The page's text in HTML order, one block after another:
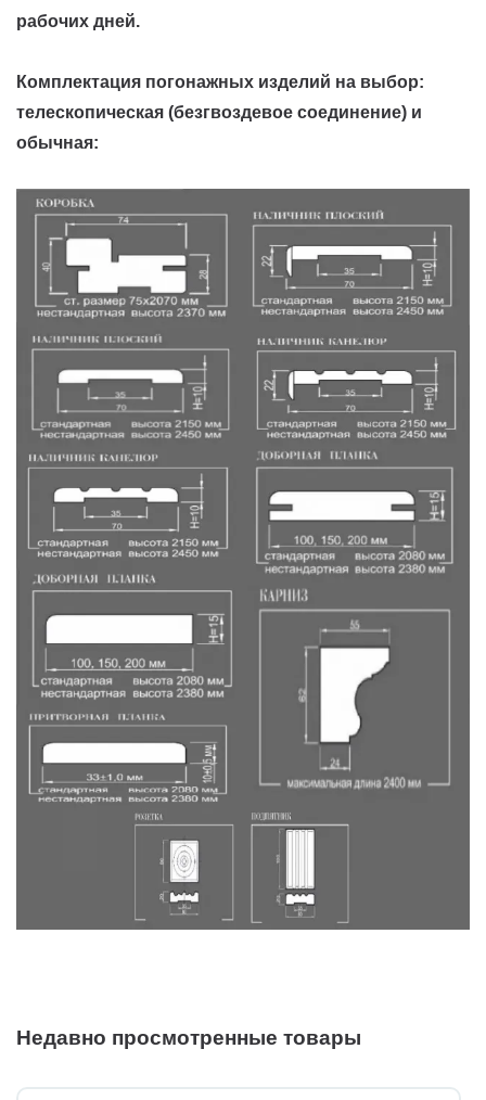
рабочих дней.
Комплектация погонажных изделий на выбор:
телескопическая (безгвоздевое соединение) и
обычная:
Недавно просмотренные товары